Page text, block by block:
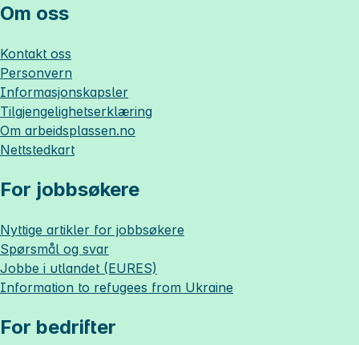
Om oss
Kontakt oss
Personvern
Informasjonskapsler
Tilgjengelighetserklæring
Om arbeidsplassen.no
Nettstedkart
For jobbsøkere
Nyttige artikler for jobbsøkere
Spørsmål og svar
Jobbe i utlandet (EURES)
Information to refugees from Ukraine
For bedrifter